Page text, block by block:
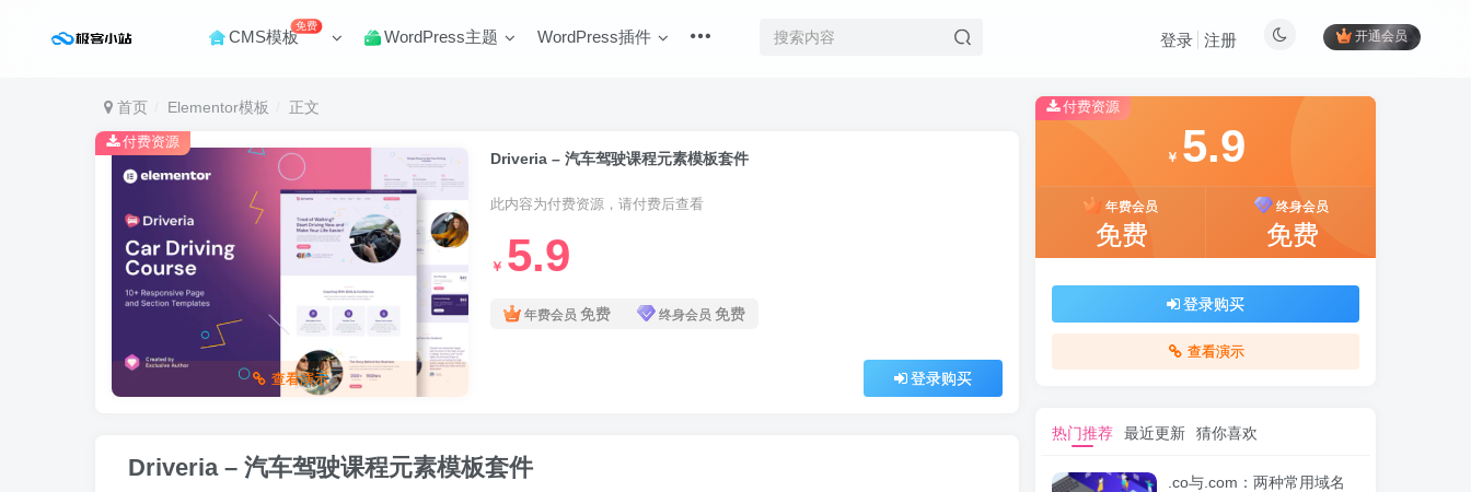
CMS模板
免费
WordPress主题 WordPress插件 开通会员
登录 注册
首页 Elementor模板 正文
查看演示
Driveria – 汽车驾驶课程元素模板套件
此内容为付费资源，请付费后查看
￥ 5.9
年费会员 免费 终身会员 免费
登录购买
付费资源
Driveria – 汽车驾驶课程元素模板套件
付费资源
￥ 5.9
年费会员
免费
终身会员
免费
登录购买
查看演示
热门推荐 最近更新 猜你喜欢
.co与.com：两种常用域名